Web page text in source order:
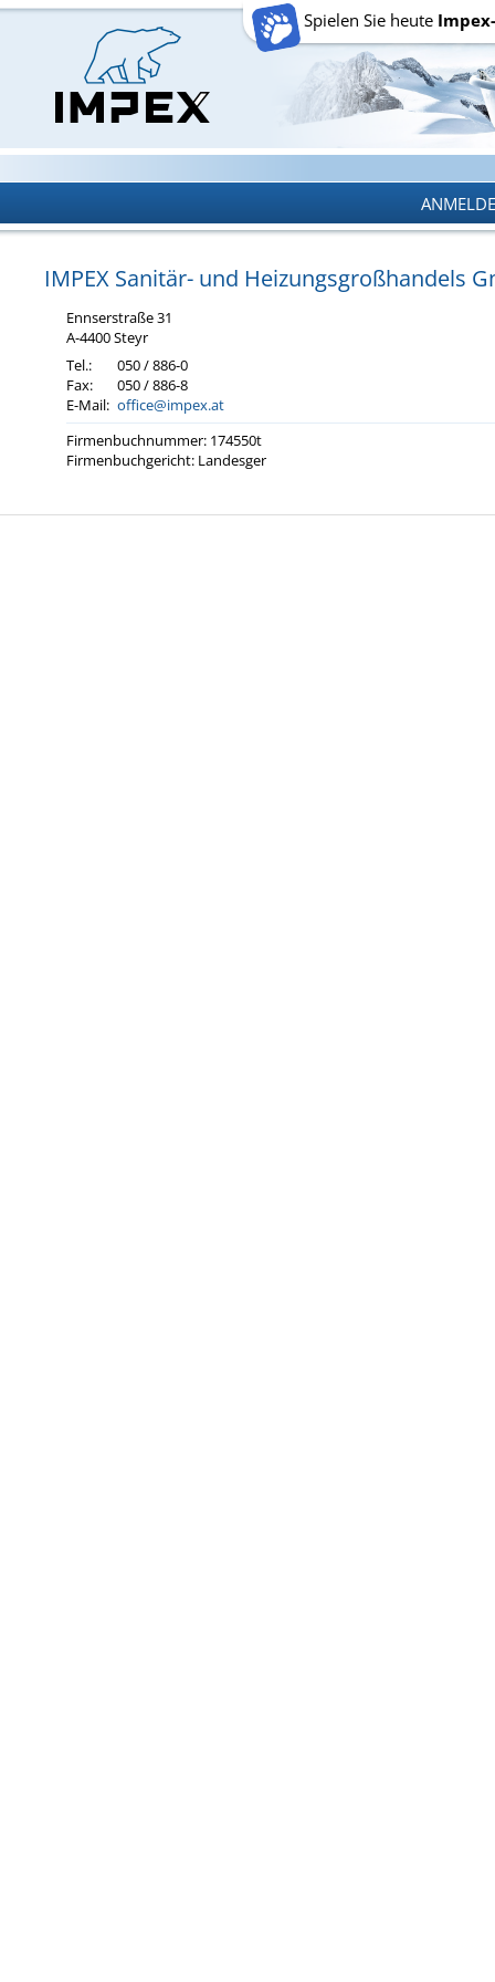
Spielen Sie heute
IMPEX Sa­ni­tär- und Hei­zungs­groß­han­dels
Enn­s­er­stra­ße 31
A-4400 Steyr
Tel.:
050 / 886-0
Fax:
050 / 886-8
E-Mail: office@impex.at
Fir­men­buch­num­mer: 174550t
Fir­men­buch­ge­richt: Lan­des­ger